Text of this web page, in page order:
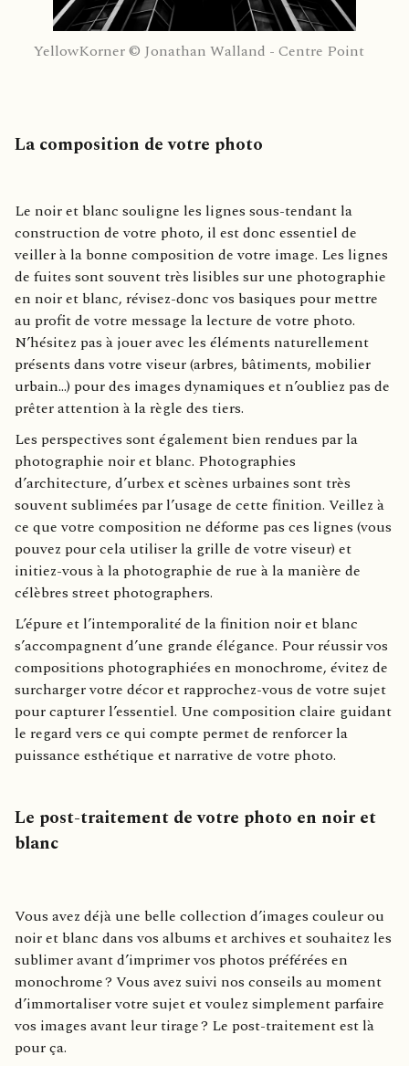
YellowKorner © Jonathan Walland - Centre Point
La composition de votre photo
Le noir et blanc souligne les lignes sous-tendant la
construction de votre photo, il est donc essentiel de
veiller à la bonne composition de votre image. Les lignes
de fuites sont souvent très lisibles sur une photographie
en noir et blanc, révisez-donc vos basiques pour mettre
au profit de votre message la lecture de votre photo.
N’hésitez pas à jouer avec les éléments naturellement
présents dans votre viseur (arbres, bâtiments, mobilier
urbain…) pour des images dynamiques et n’oubliez pas de
prêter attention à la règle des tiers.
Les perspectives sont également bien rendues par la
photographie noir et blanc. Photographies
d’architecture, d’urbex et scènes urbaines sont très
souvent sublimées par l’usage de cette finition. Veillez à
ce que votre composition ne déforme pas ces lignes (vous
pouvez pour cela utiliser la grille de votre viseur) et
initiez-vous à la photographie de rue à la manière de
célèbres street photographers.
L’épure et l’intemporalité de la finition noir et blanc
s’accompagnent d’une grande élégance. Pour réussir vos
compositions photographiées en monochrome, évitez de
surcharger votre décor et rapprochez-vous de votre sujet
pour capturer l’essentiel. Une composition claire guidant
le regard vers ce qui compte permet de renforcer la
puissance esthétique et narrative de votre photo.
Le post-traitement de votre photo en noir et
blanc
Vous avez déjà une belle collection d’images couleur ou
noir et blanc dans vos albums et archives et souhaitez les
sublimer avant d’imprimer vos photos préférées en
monochrome ? Vous avez suivi nos conseils au moment
d’immortaliser votre sujet et voulez simplement parfaire
vos images avant leur tirage ? Le post-traitement est là
pour ça.